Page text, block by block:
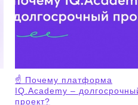
☝️ Почему платформа
IQ.Academy –
проект?